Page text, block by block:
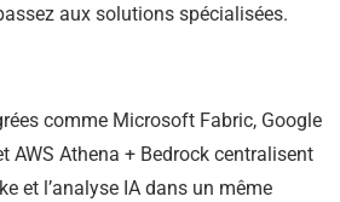
aux solutions spécialisées.
comme Microsoft Fabric, Google
AWS Athena + Bedrock centralisent
et l’analyse IA dans un même